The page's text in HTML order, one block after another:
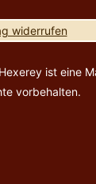
widerrufen
ist eine
vorbehalten.